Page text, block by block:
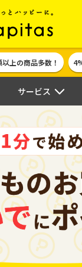
ポイン
以上の商品多数！
サービス